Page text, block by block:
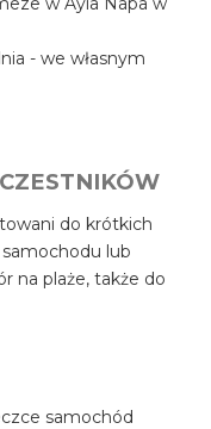
- we własnym
do krótkich
lub
na plaże, także do
samochód